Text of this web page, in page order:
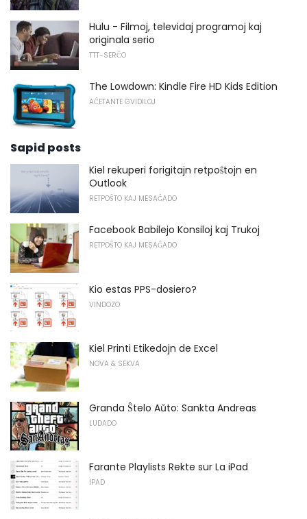
Hulu - Filmoj, televidaj programoj kaj
originala serio
TTT-SERĈO
The Lowdown: Kindle Fire HD Kids Edition
AĈETANTE GVIDILOJ
Sapid posts
Kiel rekuperi forigitajn retpoŝtojn en
Outlook
RETPOŜTO KAJ MESAĜADO
Facebook Babilejo Konsiloj kaj Trukoj
RETPOŜTO KAJ MESAĜADO
Kio estas PPS-dosiero?
VINDOZO
Kiel Printi Etikedojn de Excel
NOVA & SEKVA
Granda Ŝtelo Aŭto: Sankta Andreas
LUDADO
Farante Playlists Rekte sur La iPad
IPAD